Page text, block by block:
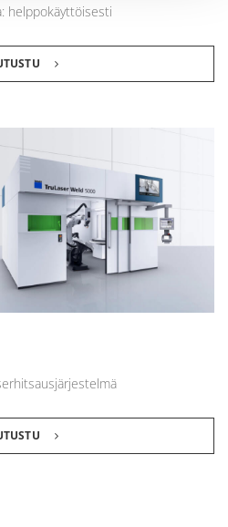
helppokäyttöisesti